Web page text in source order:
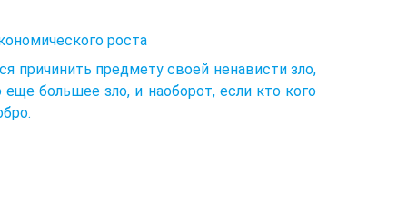
роста
причинить предмету своей ненависти зло,
еще большее зло, и наоборот, если кто кого